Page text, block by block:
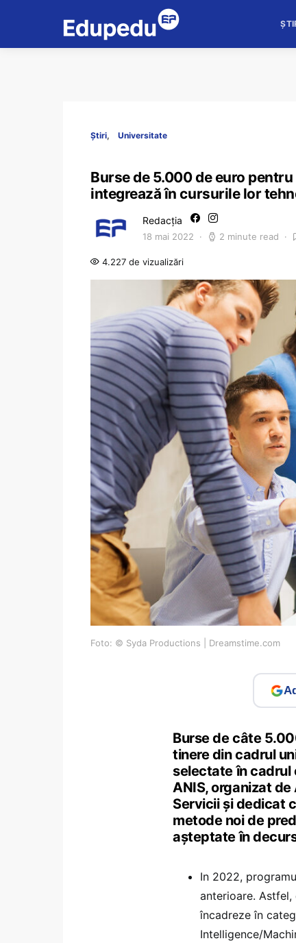
Știri Universitate
Burse de 5.000 de euro
integrează în cursurile lor
Redacția
18 mai 2022 2 minute read
4.227 de vizualizări
Foto: © Syda Productions | Dreamstime.com
Burse de câte
tinere din cadrul
selectate în cadrul
ANIS, organizat
Servicii și dedicat
metode noi de
așteptate în
In 2022,
anterioare.
încadreze în
Intelligence/